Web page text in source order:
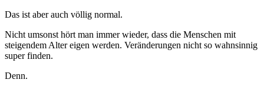
Das ist aber auch völlig normal.
Nicht umsonst hört man immer wieder, dass die Menschen mit
steigendem Alter eigen werden. Veränderungen nicht so wahnsinnig
super finden.
Denn.